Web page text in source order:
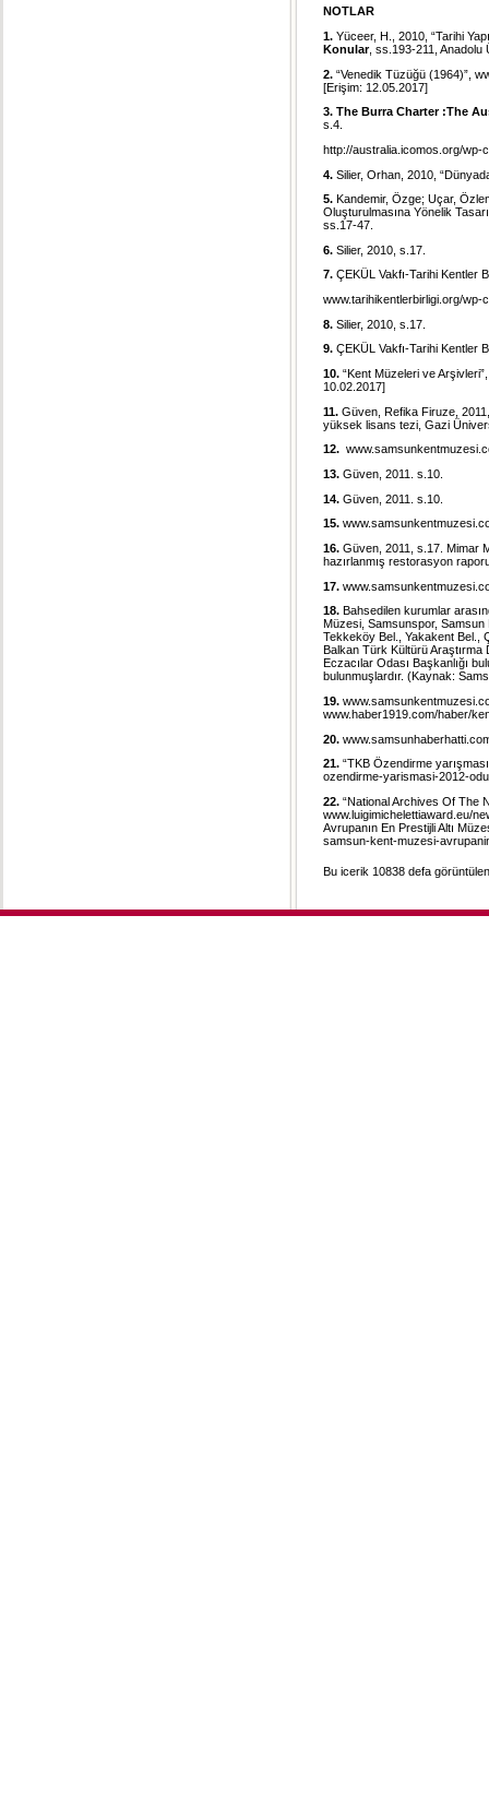
NOTLAR
1. Yüceer, H., 2010, “Tarihi
Konular, ss.193-211, Anadolu
2. “Venedik Tüzüğü (1964)”,
[Erişim: 12.05.2017]
3. The Burra Charter :The
s.4.
http://australia.icomos.org/wp-
4. Silier, Orhan, 2010,
5. Kandemir, Özge; Uçar,
Oluşturulmasına Yönelik
ss.17-47.
6. Silier, 2010, s.17.
7. ÇEKÜL Vakfı-Tarihi Kentler
www.tarihikentlerbirligi.org/
8. Silier, 2010, s.17.
9. ÇEKÜL Vakfı-Tarihi Kentler
10. “Kent Müzeleri ve
10.02.2017]
11. Güven, Refika Firuze,
yüksek lisans tezi, Gazi
12.
13. Güven, 2011. s.10.
14. Güven, 2011. s.10.
15.
16. Güven, 2011, s.17. Mimar
hazırlanmış restorasyon
17.
18. Bahsedilen kurumlar
Müzesi, Samsunspor,
Tekkeköy Bel., Yakakent Bel.,
Balkan Türk Kültürü
Eczacılar Odası Başkanlığı
bulunmuşlardır. (Kaynak:
19.
www.haber1919.com/haber/
20.
21. “TKB Özendirme
ozendirme-yarismasi-2012-
22. “National Archives Of The
www.luigimichelettiaward.eu/
Avrupanın En Prestijli Altı
samsun-kent-muzesi-
Bu icerik 10838 defa